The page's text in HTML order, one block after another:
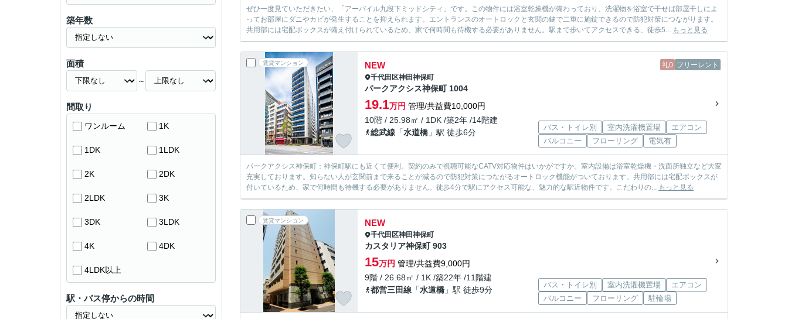
ぜひ一度見ていただきたい、「アーバイル九段下ミッドシティ」です。この物件には浴室乾燥機が備わっており、洗濯物を浴室で干せば部屋干しによ
ってお部屋にダニやカビが発生することを抑えられます。エントランスのオートロックと玄関の鍵で二重に施錠できるので防犯対策につながります。
共用部には宅配ボックスが備え付けられているため、家で何時間も待機する必要がありません。駅まで歩いてアクセスできる、徒歩5... もっと見る
賃貸マンション 礼0 フリーレント
NEW
千代田区神田神保町
パークアクシス神保町 1004
19.1万円 管理/共益費10,000円
10階 / 25.98㎡ / 1DK /築2年 /14階建
総武線 「水道橋 」駅 徒歩6分
バス・トイレ別 室内洗濯機置場
エアコン
バルコニー
フローリング 電気有
パークアクシス神保町：神保町駅にも近くて便利。契約のみで視聴可能なCATV対応物件はいかがですか。室内設備は浴室乾燥機・洗面所独立など大変
充実しております。知らない人が玄関前まで来ることが減るので防犯対策につながるオートロック機能がついております。共用部には宅配ボックスが
付いているため、家で何時間も待機する必要がありません。徒歩4分で駅にアクセス可能な、魅力的な駅近物件です。こだわりの... もっと見る
賃貸マンション NEW
千代田区神田神保町
カスタリア神保町 903
15万円 管理/共益費9,000円
9階 / 26.68㎡ / 1K /築22年 /11階建
都営三田線 「水道橋 」駅 徒歩9分
バス・トイレ別 室内洗濯機置場
エアコン
バルコニー
フローリング 駐輪場
築年数
面積
～
間取り
ワンルーム 1K
1DK 1LDK
2K 2DK
2LDK 3K
3DK 3LDK
4K 4DK
4LDK以上
駅・バス停からの時間